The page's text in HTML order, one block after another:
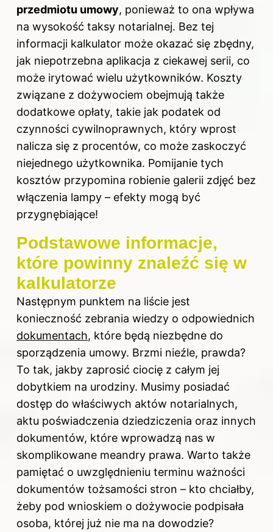
przedmiotu umowy, ponieważ to ona wpływa
na wysokość taksy notarialnej. Bez tej
informacji kalkulator może okazać się zbędny,
jak niepotrzebna aplikacja z ciekawej serii, co
może irytować wielu użytkowników. Koszty
związane z dożywociem obejmują także
dodatkowe opłaty, takie jak podatek od
czynności cywilnoprawnych, który wprost
nalicza się z procentów, co może zaskoczyć
niejednego użytkownika. Pomijanie tych
kosztów przypomina robienie galerii zdjęć bez
włączenia lampy – efekty mogą być
przygnębiające!
Podstawowe informacje,
które powinny znaleźć się w
kalkulatorze
Następnym punktem na liście jest
konieczność zebrania wiedzy o odpowiednich
dokumentach, które będą niezbędne do
sporządzenia umowy. Brzmi nieźle, prawda?
To tak, jakby zaprosić ciocię z całym jej
dobytkiem na urodziny. Musimy posiadać
dostęp do właściwych aktów notarialnych,
aktu poświadczenia dziedziczenia oraz innych
dokumentów, które wprowadzą nas w
skomplikowane meandry prawa. Warto także
pamiętać o uwzględnieniu terminu ważności
dokumentów tożsamości stron – kto chciałby,
żeby pod wnioskiem o dożywocie podpisała
osoba, której już nie ma na dowodzie?